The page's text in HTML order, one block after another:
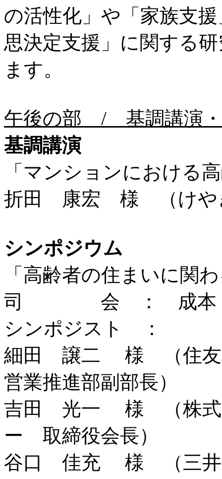
の活性化」や「家族支
思決定支援」に関する
ます。
午後の部 / 基調講演・
基調講演
「マンションにおける
折田 康宏 様 （けや
シンポジウム
「高齢者の住まいに関
司 会 ： 成本
シンポジスト ：
細田 譲二 様 （住友
営業推進部副部長）
吉田 光一 様 （株式
ー 取締役会長）
谷口 佳充 様 （三井